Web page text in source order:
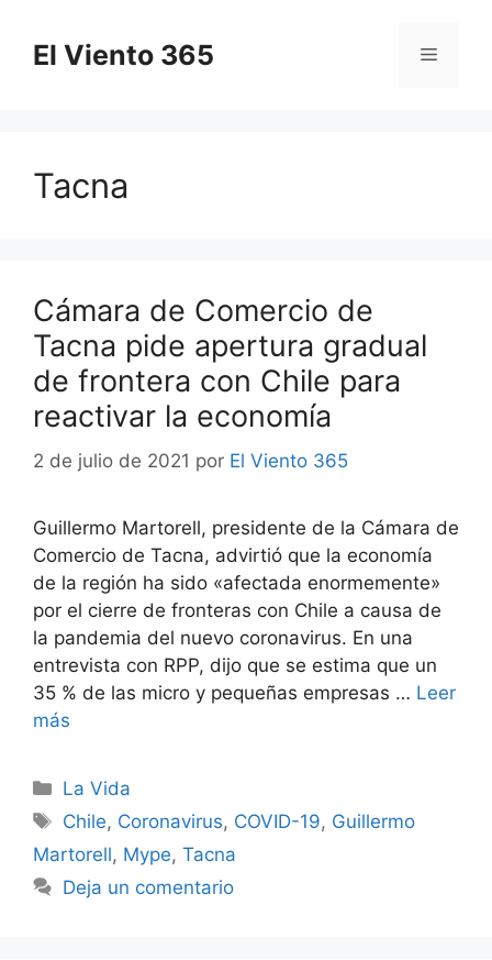
contenido
El Viento 365 Menú
Tacna
Cámara de Comercio de
Tacna pide apertura gradual
de frontera con Chile para
reactivar la economía
2 de julio de 2021 por El Viento 365
Guillermo Martorell, presidente de la Cámara de
Comercio de Tacna, advirtió que la economía
de la región ha sido «afectada enormemente»
por el cierre de fronteras con Chile a causa de
la pandemia del nuevo coronavirus. En una
entrevista con RPP, dijo que se estima que un
35 % de las micro y pequeñas empresas … Leer
más
Categorías
La Vida
Etiquetas
Chile, Coronavirus, COVID-19, Guillermo
Martorell, Mype, Tacna
Deja un comentario